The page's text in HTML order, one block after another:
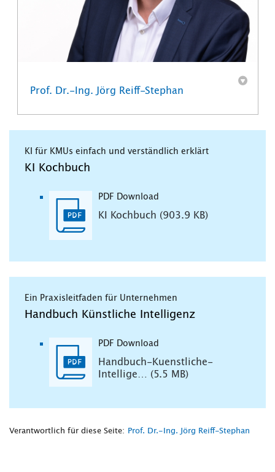
Prof. Dr.-Ing. Jörg Reiff-Stephan
KI für KMUs einfach und verständlich erklärt
KI Kochbuch
PDF Download
KI Kochbuch (903.9 KB)
Ein Praxisleitfaden für Unternehmen
Handbuch Künstliche Intelligenz
PDF Download
Handbuch-Kuenstliche-
Intellige… (5.5 MB)
Verantwortlich für diese Seite: Prof. Dr.-Ing. Jörg Reiff-Stephan